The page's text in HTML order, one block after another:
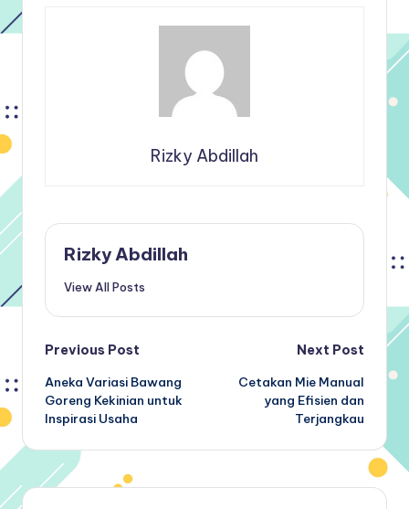
Rizky Abdillah
Rizky Abdillah
View All Posts
Post
navigation
Previous Post
Aneka Variasi Bawang
Goreng Kekinian untuk
Inspirasi Usaha
Next Post
Cetakan Mie Manual
yang Efisien dan
Terjangkau